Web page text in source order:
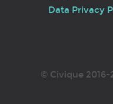
Data Privacy
© Civique